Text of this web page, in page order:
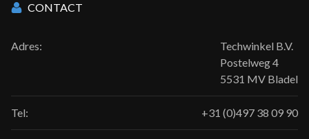
CONTACT
Adres:
Techwinkel B.V.
Postelweg 4
5531 MV Bladel
Tel: +31 (0)497 38 09 90